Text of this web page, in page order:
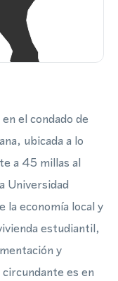
el condado de
ubicada a lo
a 45 millas al
Universidad
la economía local y
estudiantil,
y
es en